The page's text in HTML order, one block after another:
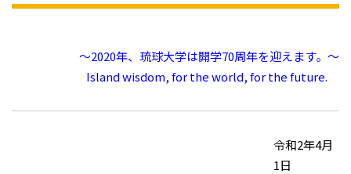
～2020年、琉球大学は開学70周年を迎えます。～
Island wisdom, for the world, for the future.
令和2年4月
1日